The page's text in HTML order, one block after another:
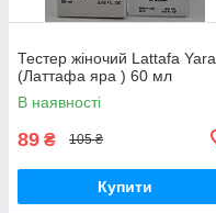
Тестер жіночий Lattafa Yara
(Латтафа яра ) 60 мл
В наявності
89 ₴ 105 ₴
Купити